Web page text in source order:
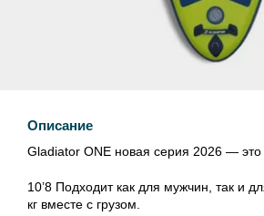
Описание
Gladiator ONE новая серия 2026 — это
10’8 Подходит как для мужчин, так и
кг вместе с грузом.